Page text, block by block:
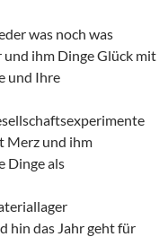
was noch was
und ihm Dinge Glück mit
und Ihre
Merz und ihm
Dinge als
hin das Jahr geht für